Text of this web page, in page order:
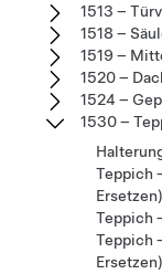
1513 –
1518 –
1519 –
1520 –
1524 –
1530 –
Teppich
Ersetzen)
Teppich
Teppich
Ersetzen)